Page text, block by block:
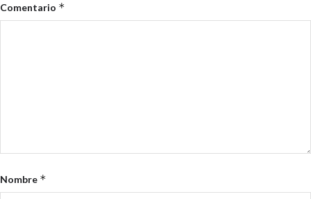
Comentario *
Nombre *